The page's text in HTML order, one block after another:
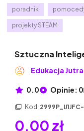
poradnik
projekty STEAM
Sztuczna
Edukacja Jutra
0.0 Opinie: 0
Kod:
0,00 zł